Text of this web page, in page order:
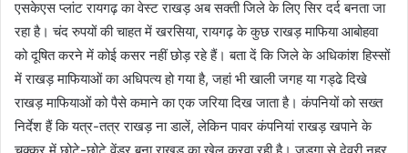
एसकेएस प्लांट रायगढ़ का वेस्ट राखड़ अब सक्ती जिले के लिए सिर दर्द बनता जा
रहा है। चंद रुपयों की चाहत में खरसिया, रायगढ़ के कुछ राखड़ माफिया आबोहवा
को दूषित करने में कोई कसर नहीं छोड़ रहे हैं। बता दें कि जिले के अधिकांश हिस्सों
में राखड़ माफियाओं का अधिपत्य हो गया है, जहां भी खाली जगह या गड्ढे दिखे
राखड़ माफियाओं को पैसे कमाने का एक जरिया दिख जाता है। कंपनियों को सख्त
निर्देश हैं कि यत्र-तत्र राखड़ ना डालें, लेकिन पावर कंपनियां राखड़ खपाने के